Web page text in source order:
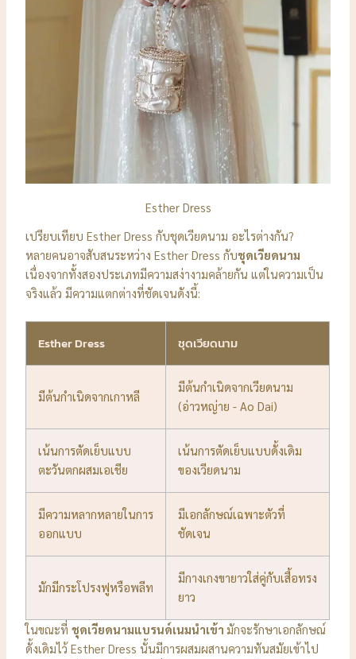
Esther Dress
เปรียบเทียบ Esther Dress กับชุดเวียดนาม อะไรต่างกัน?
หลายคนอาจสับสนระหว่าง Esther Dress กับชุดเวียดนาม
เนื่องจากทั้งสองประเภทมีความสง่างามคล้ายกัน แต่ในความเป็น
จริงแล้ว มีความแตกต่างที่ชัดเจนดังนี้:
Esther Dress ชุดเวียดนาม
มีต้นกำเนิดจากเกาหลี
มีต้นกำเนิดจากเวียดนาม
(อ่าวหญ่าย - Ao Dai)
เน้นการตัดเย็บแบบ
ตะวันตกผสมเอเชีย
เน้นการตัดเย็บแบบดั้งเดิม
ของเวียดนาม
มีความหลากหลายในการ
ออกแบบ
มีเอกลักษณ์เฉพาะตัวที่
ชัดเจน
มักมีกระโปรงฟูหรือพลีท
มีกางเกงขายาวใส่คู่กับเสื้อทรง
ยาว
ในขณะที่ชุดเวียดนามแบรนด์เนมนำเข้ามักจะรักษาเอกลักษณ์
ดั้งเดิมไว้ Esther Dress นั้นมีการผสมผสานความทันสมัยเข้าไป